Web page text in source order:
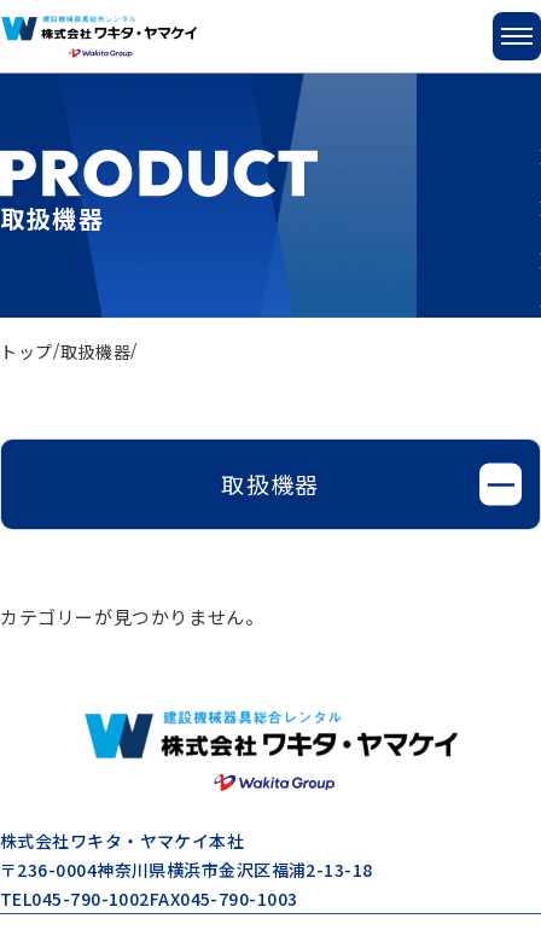
取扱機器
トップ 取扱機器
取扱機器
エアードライヤー
ゼネレータ（発電機）
モルタル注入機器
カテゴリーが見つかりません。
株式会社ワキタ・ヤマケイ本社
〒236-0004神奈川県横浜市金沢区福浦2-13-18
TEL045-790-1002FAX045-790-1003